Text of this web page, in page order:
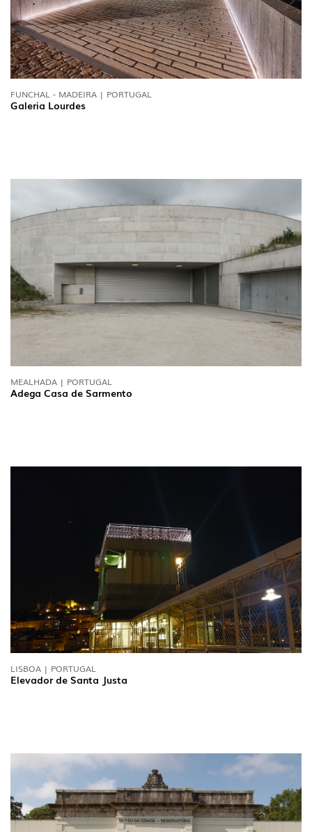
FUNCHAL - MADEIRA | PORTUGAL
Galeria Lourdes
MEALHADA | PORTUGAL
Adega Casa de Sarmento
LISBOA | PORTUGAL
Elevador de Santa Justa